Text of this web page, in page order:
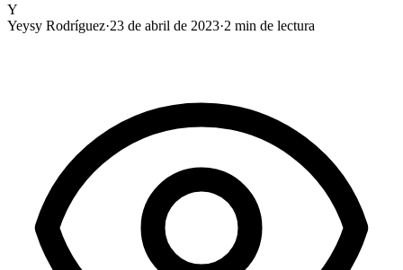
Y
Yeysy Rodríguez·23 de abril de 2023·2 min de lectura